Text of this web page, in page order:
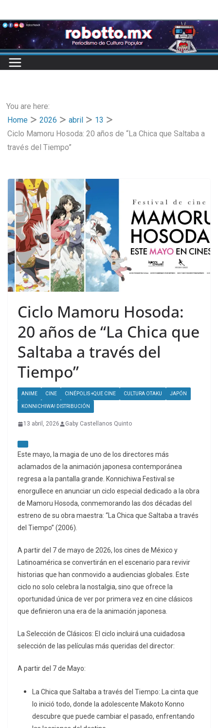
to
content
You are here:
Home
2026 abril
13
Ciclo Mamoru Hosoda: 20 años de “La Chica que Saltaba a
través del Tiempo”
Ciclo Mamoru Hosoda:
20 años de “La Chica que
Saltaba a través del
Tiempo”
ANIME CINE CINÉPOLIS +QUE CINE CULTURA OTAKU JAPÓN
KONNICHIWA! DISTRIBUCIÓN
13 abril, 2026 Gaby Castellanos Quinto
Este mayo, la magia de uno de los directores más
aclamados de la animación japonesa contemporánea
regresa a la pantalla grande. Konnichiwa Festival se
enorgullece en anunciar un ciclo especial dedicado a la obra
de Mamoru Hosoda, conmemorando las dos décadas del
estreno de su obra maestra: “La Chica que Saltaba a través
del Tiempo” (2006).
A partir del 7 de mayo de 2026, los cines de México y
Latinoamérica se convertirán en el escenario para revivir
historias que han conmovido a audiencias globales. Este
ciclo no solo celebra la nostalgia, sino que ofrece la
oportunidad única de ver por primera vez en cine clásicos
que definieron una era de la animación japonesa.
La Selección de Clásicos: El ciclo incluirá una cuidadosa
selección de las películas más queridas del director:
A partir del 7 de Mayo:
La Chica que Saltaba a través del Tiempo: La cinta que
lo inició todo, donde la adolescente Makoto Konno
descubre que puede cambiar el pasado, enfrentando